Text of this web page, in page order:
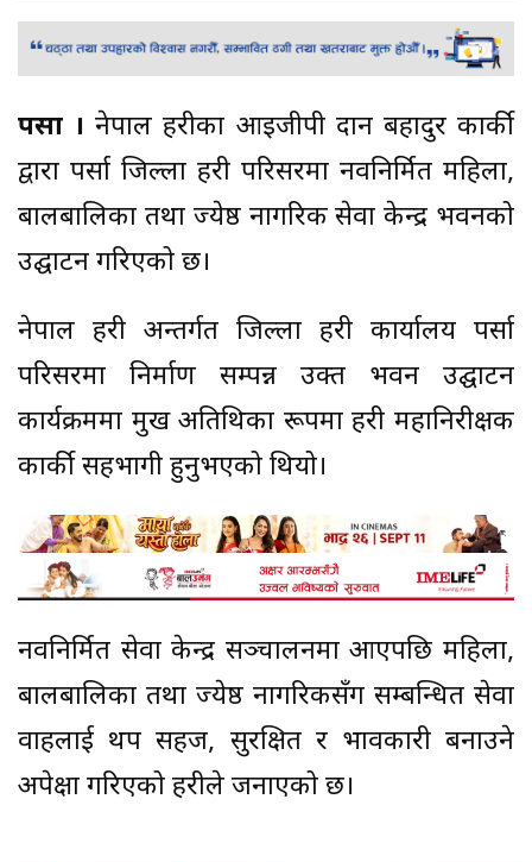
पर्सा ।नेपाल प्रहरीका आइजीपी दान बहादुर कार्की
द्वारा पर्सा जिल्ला प्रहरी परिसरमा नवनिर्मित महिला,
बालबालिका तथा ज्येष्ठ नागरिक सेवा केन्द्र भवनको
उद्घाटन गरिएको छ।
नेपाल प्रहरी अन्तर्गत जिल्ला प्रहरी कार्यालय पर्सा
परिसरमा निर्माण सम्पन्न उक्त भवन उद्घाटन
कार्यक्रममा प्रमुख अतिथिका रूपमा प्रहरी महानिरीक्षक
कार्की सहभागी हुनुभएको थियो।
नवनिर्मित सेवा केन्द्र सञ्चालनमा आएपछि महिला,
बालबालिका तथा ज्येष्ठ नागरिकसँग सम्बन्धित सेवा
प्रवाहलाई थप सहज, सुरक्षित र प्रभावकारी बनाउने
अपेक्षा गरिएको प्रहरीले जनाएको छ।